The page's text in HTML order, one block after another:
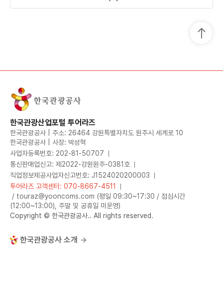
한국관광산업포털 투어라즈
한국관광공사 | 주소: 26464 강원특별자치도 원주시 세계로 10
한국관광공사 | 사장: 박성혁
사업자등록번호: 202-81-50707
통신판매업신고: 제2022-강원원주-0381호
직업정보제공사업자신고번호: J1524020200003
투어라즈 고객센터: 070-8667-4511
/ touraz@yooncoms.com (평일 09:30~17:30 / 점심시간
(12:00~13:00), 주말 및 공휴일 미운영)
Copyright © 한국관광공사.. All rights reserved.
한국관광공사 소개